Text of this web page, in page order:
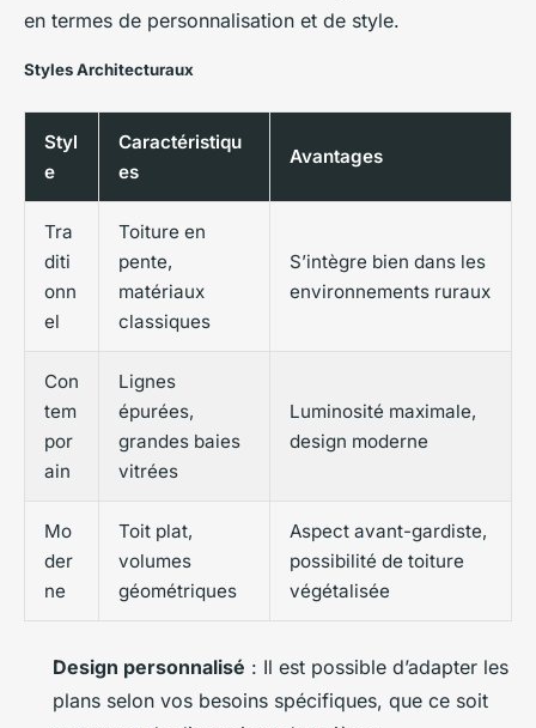
en termes de personnalisation et de style.
Styles Architecturaux
Styl
e
Caractéristiqu
es
Avantages
Tra
diti
onn
el
Toiture en
pente,
matériaux
classiques
S’intègre bien dans les
environnements ruraux
Con
tem
por
ain
Lignes
épurées,
grandes baies
vitrées
Luminosité maximale,
design moderne
Mo
der
ne
Toit plat,
volumes
géométriques
Aspect avant-gardiste,
possibilité de toiture
végétalisée
Design personnalisé : Il est possible d’adapter les
plans selon vos besoins spécifiques, que ce soit